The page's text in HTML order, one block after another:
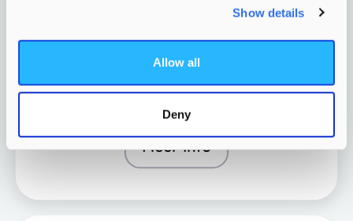
Show details
Allow all
Deny
kinderen van 4 tot 12 jaar samen
groeien.
Meer info